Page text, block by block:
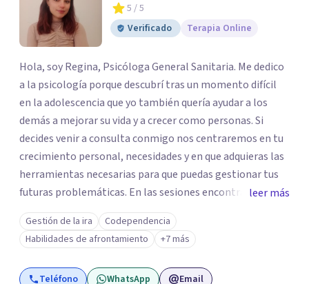
5 / 5
Verificado
Terapia Online
Hola, soy Regina, Psicóloga General Sanitaria. Me dedico
a la psicología porque descubrí tras un momento difícil
en la adolescencia que yo también quería ayudar a los
demás a mejorar su vida y a crecer como personas. Si
decides venir a consulta conmigo nos centraremos en tu
crecimiento personal, necesidades y en que adquieras las
herramientas necesarias para que puedas gestionar tus
futuras problemáticas. En las sesiones encontrarás un
lugar donde abrirte y expresarte sin juicios, donde
explorar tus emociones, conocerte, solucionar tus
heridas y trabajar en tu crecimiento. personal
leer más
Gestión de la ira
Codependencia
Habilidades de afrontamiento
+7 más
Teléfono WhatsApp Email